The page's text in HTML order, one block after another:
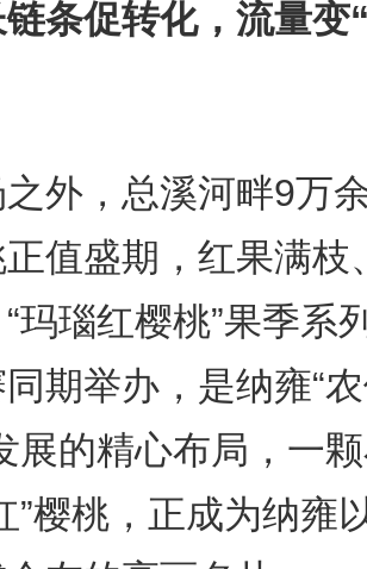
条促转化，流量变
，总溪河畔9万
值盛期，红果满枝
玛瑙红樱桃”果季系
期举办，是纳雍“
展的精心布局，一
”樱桃，正成为纳雍